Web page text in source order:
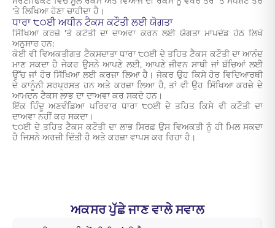
'ਤੇ ਲਿਖਿਆ ਹੋਣਾ ਚਾਹੀਦਾ ਹੈ।
ਧਾਰਾ ੮੦ਈ ਅਧੀਨ ਟੈਕਸ ਕਟੌਤੀ ਲਈ ਯੋਗਤਾ
ਸਿੱਖਿਆ ਕਰਜ਼ੇ 'ਤੇ ਕਟੌਤੀ ਦਾ ਦਾਅਵਾ ਕਰਨ ਲਈ ਯੋਗਤਾ ਮਾਪਦੰਡ ਹੇਠ ਲਿਖੇ
ਅਨੁਸਾਰ ਹਨ:
ਕੋਈ ਵੀ ਵਿਅਕਤੀਗਤ ਟੈਕਸਦਾਤਾ ਧਾਰਾ ੮੦ਈ ਦੇ ਤਹਿਤ ਟੈਕਸ ਕਟੌਤੀ ਦਾ ਆਨੰਦ
ਮਾਣ ਸਕਦਾ ਹੈ ਜੇਕਰ ਉਸਨੇ ਆਪਣੇ ਲਈ, ਆਪਣੇ ਜੀਵਨ ਸਾਥੀ ਜਾਂ ਬੱਚਿਆਂ ਲਈ
ਉੱਚ ਜਾਂ ਹੋਰ ਸਿੱਖਿਆ ਲਈ ਕਰਜ਼ਾ ਲਿਆ ਹੈ। ਜੇਕਰ ਉਹ ਕਿਸੇ ਹੋਰ ਵਿਦਿਆਰਥੀ
ਦੇ ਕਾਨੂੰਨੀ ਸਰਪ੍ਰਸਤ ਹਨ ਅਤੇ ਕਰਜ਼ਾ ਲਿਆ ਹੈ, ਤਾਂ ਵੀ ਉਹ ਸਿੱਖਿਆ ਕਰਜ਼ੇ ਦੇ
ਆਮਦਨ ਟੈਕਸ ਲਾਭ ਦਾ ਦਾਅਵਾ ਕਰ ਸਕਦੇ ਹਨ।
ਇੱਕ ਹਿੰਦੂ ਅਣਵੰਡਿਆ ਪਰਿਵਾਰ ਧਾਰਾ ੮੦ਈ ਦੇ ਤਹਿਤ ਕਿਸੇ ਵੀ ਕਟੌਤੀ ਦਾ
ਦਾਅਵਾ ਨਹੀਂ ਕਰ ਸਕਦਾ।
੮੦ਈ ਦੇ ਤਹਿਤ ਟੈਕਸ ਕਟੌਤੀ ਦਾ ਲਾਭ ਸਿਰਫ਼ ਉਸ ਵਿਅਕਤੀ ਨੂੰ ਹੀ ਮਿਲ ਸਕਦਾ
ਹੈ ਜਿਸਨੇ ਅਰਜ਼ੀ ਦਿੱਤੀ ਹੈ ਅਤੇ ਕਰਜ਼ਾ ਵਾਪਸ ਕਰ ਰਿਹਾ ਹੈ।
ਅਕਸਰ ਪੁੱਛੇ ਜਾਣ ਵਾਲੇ ਸਵਾਲ